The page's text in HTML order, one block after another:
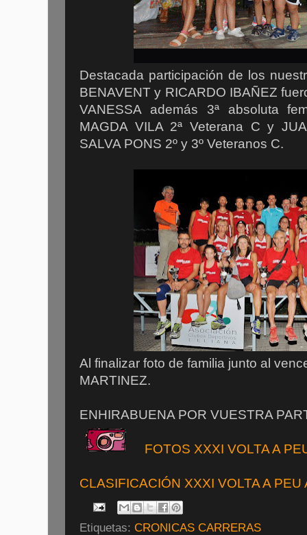
Destacada participación de los
BENAVENT y RICARDO IBAÑEZ
VANESSA además 3ª absoluta
MAGDA VILA 2ª Veterana C y
SALVA PONS 2º y 3º Veteranos C.
Al finalizar foto de familia junto al
MARTINEZ.
ENHIRABUENA POR VUESTRA
FOTOS XXXI VOLTA A
CLASIFICACIÓN XXXI VOLTA A PEU
Etiquetas: CRONICAS CARRERAS